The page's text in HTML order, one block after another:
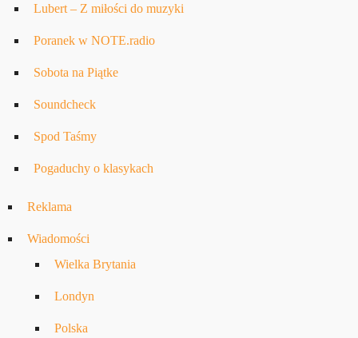
Lubert – Z miłości do muzyki
Poranek w NOTE.radio
Sobota na Piątke
Soundcheck
Spod Taśmy
Pogaduchy o klasykach
Reklama
Wiadomości
Wielka Brytania
Londyn
Polska